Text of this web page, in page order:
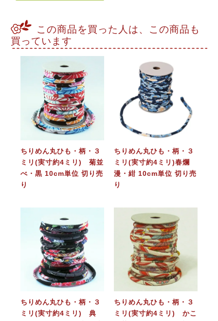
この商品を買った人は、この商品も
買っています
ちりめん丸ひも・柄・３
ミリ(実寸約4ミリ) 菊並
べ・黒 10cm単位 切り売
り
ちりめん丸ひも・柄・３
ミリ(実寸約4ミリ)春爛
漫・紺 10cm単位 切り売
り
ちりめん丸ひも・柄・３
ミリ(実寸約4ミリ) 典
ちりめん丸ひも・柄・３
ミリ(実寸約4ミリ) かこ